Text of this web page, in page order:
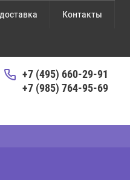
Контакты
+7 (495) 660-29-91
+7 (985) 764-95-69